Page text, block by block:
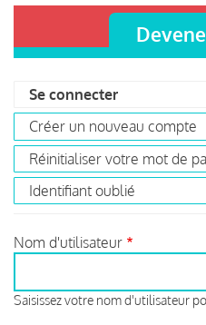
Primary
tabs
Se connecter
actif)
Créer un nouveau compte
Réinitialiser votre mot de
Identifiant oublié
Nom d'utilisateur
Saisissez votre nom d'utilisateur